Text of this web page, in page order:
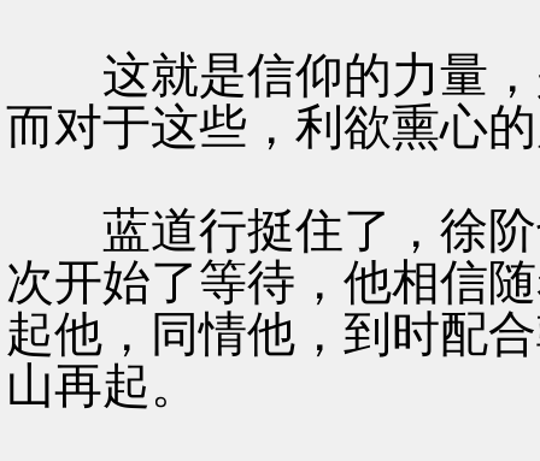
这就是信仰的力量，
而对于这些，利欲熏心
蓝道行挺住了，徐阶
次开始了等待，他相信
起他，同情他，到时配
山再起。